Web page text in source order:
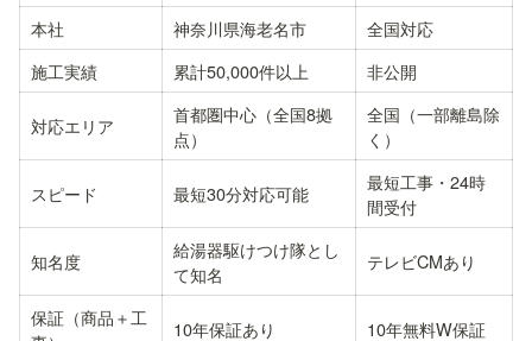
本社
神奈川県海老名市
全国対応
施工実績
累計50,000件以上 非公開
対応エリア
首都圏中心（全国8拠
点）
全国（一部離島除
く）
スピード 最短30分対応可能
最短工事・24時
間受付
知名度
給湯器駆けつけ隊とし
て知名
テレビCMあり
保証（商品＋工
10年保証あり 10年無料W保証